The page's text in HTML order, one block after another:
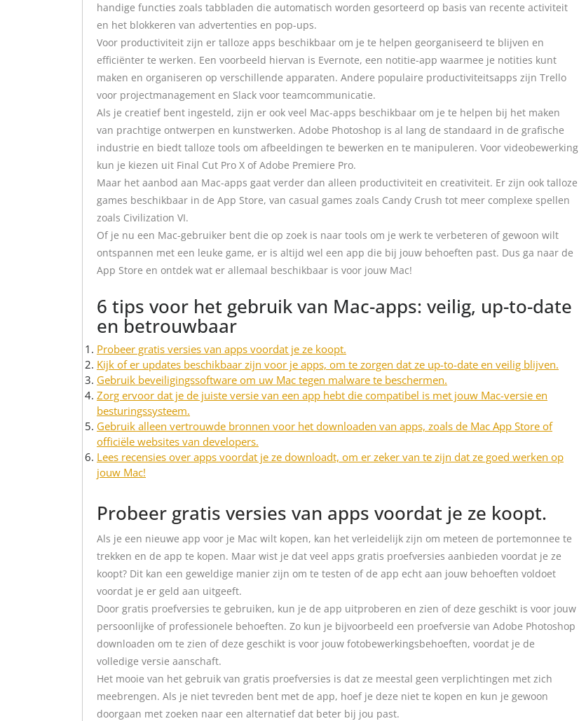
handige functies zoals tabbladen die automatisch worden gesorteerd op basis van recente activiteit
en het blokkeren van advertenties en pop-ups.
Voor productiviteit zijn er talloze apps beschikbaar om je te helpen georganiseerd te blijven en
efficiënter te werken. Een voorbeeld hiervan is Evernote, een notitie-app waarmee je notities kunt
maken en organiseren op verschillende apparaten. Andere populaire productiviteitsapps zijn Trello
voor projectmanagement en Slack voor teamcommunicatie.
Als je creatief bent ingesteld, zijn er ook veel Mac-apps beschikbaar om je te helpen bij het maken
van prachtige ontwerpen en kunstwerken. Adobe Photoshop is al lang de standaard in de grafische
industrie en biedt talloze tools om afbeeldingen te bewerken en te manipuleren. Voor videobewerking
kun je kiezen uit Final Cut Pro X of Adobe Premiere Pro.
Maar het aanbod aan Mac-apps gaat verder dan alleen productiviteit en creativiteit. Er zijn ook talloze
games beschikbaar in de App Store, van casual games zoals Candy Crush tot meer complexe spellen
zoals Civilization VI.
Of je nu een Mac-gebruiker bent die op zoek is naar tools om je werk te verbeteren of gewoon wilt
ontspannen met een leuke game, er is altijd wel een app die bij jouw behoeften past. Dus ga naar de
App Store en ontdek wat er allemaal beschikbaar is voor jouw Mac!
6 tips voor het gebruik van Mac-apps: veilig, up-to-date
en betrouwbaar
Probeer gratis versies van apps voordat je ze koopt.
Kijk of er updates beschikbaar zijn voor je apps, om te zorgen dat ze up-to-date en veilig blijven.
Gebruik beveiligingssoftware om uw Mac tegen malware te beschermen.
Zorg ervoor dat je de juiste versie van een app hebt die compatibel is met jouw Mac-versie en
besturingssysteem.
Gebruik alleen vertrouwde bronnen voor het downloaden van apps, zoals de Mac App Store of
officiële websites van developers.
Lees recensies over apps voordat je ze downloadt, om er zeker van te zijn dat ze goed werken op
jouw Mac!
Probeer gratis versies van apps voordat je ze koopt.
Als je een nieuwe app voor je Mac wilt kopen, kan het verleidelijk zijn om meteen de portemonnee te
trekken en de app te kopen. Maar wist je dat veel apps gratis proefversies aanbieden voordat je ze
koopt? Dit kan een geweldige manier zijn om te testen of de app echt aan jouw behoeften voldoet
voordat je er geld aan uitgeeft.
Door gratis proefversies te gebruiken, kun je de app uitproberen en zien of deze geschikt is voor jouw
persoonlijke of professionele behoeften. Zo kun je bijvoorbeeld een proefversie van Adobe Photoshop
downloaden om te zien of deze geschikt is voor jouw fotobewerkingsbehoeften, voordat je de
volledige versie aanschaft.
Het mooie van het gebruik van gratis proefversies is dat ze meestal geen verplichtingen met zich
meebrengen. Als je niet tevreden bent met de app, hoef je deze niet te kopen en kun je gewoon
doorgaan met zoeken naar een alternatief dat beter bij jou past.